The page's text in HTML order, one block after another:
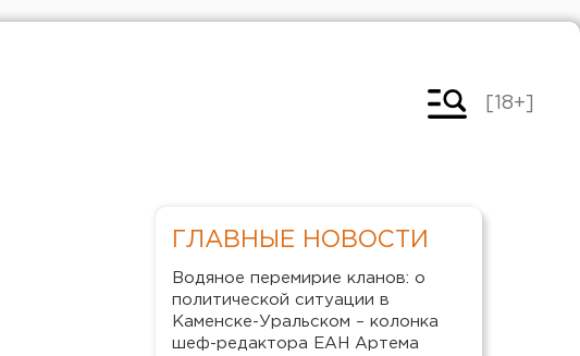
[18+]
ГЛАВНЫЕ НОВОСТИ
Водяное перемирие кланов: о
политической ситуации в
Каменске-Уральском – колонка
шеф-редактора ЕАН Артема